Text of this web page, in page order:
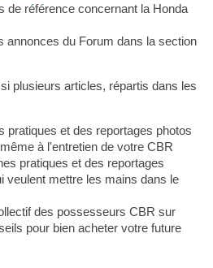
de référence concernant la Honda
annonces du Forum dans la section
plusieurs articles, répartis dans les
pratiques et des reportages photos
à l'entretien de votre CBR
pratiques et des reportages
veulent mettre les mains dans le
des possesseurs CBR sur
pour bien acheter votre future